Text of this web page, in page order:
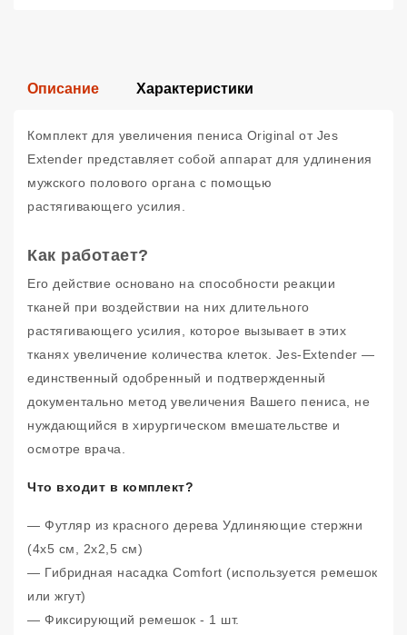
Описание Характеристики
Комплект для увеличения пениса Original от Jes
Extender представляет собой аппарат для удлинения
мужского полового органа с помощью
растягивающего усилия.
Как работает?
Его действие основано на способности реакции
тканей при воздействии на них длительного
растягивающего усилия, которое вызывает в этих
тканях увеличение количества клеток. Jes-Extender —
единственный одобренный и подтвержденный
документально метод увеличения Вашего пениса, не
нуждающийся в хирургическом вмешательстве и
осмотре врача.
Что входит в комплект?
— Футляр из красного дерева Удлиняющие стержни
(4х5 см, 2х2,5 см)
— Гибридная насадка Comfort (используется ремешок
или жгут)
— Фиксирующий ремешок - 1 шт.